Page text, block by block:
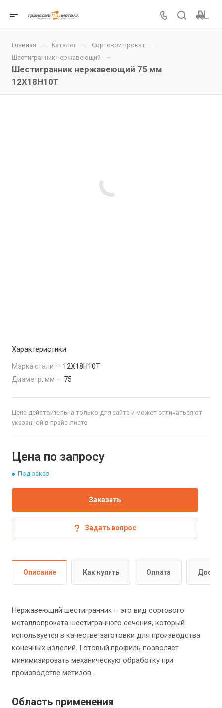
Главная — Каталог — Сортовой прокат —
Шестигранник нержавеющий —
Шестигранник нержавеющий 75 мм
12Х18Н10Т
Характеристики
Марка стали — 12Х18Н10Т
Диаметр, мм — 75
Цена действительна только для сайта и может отличаться от
указанной в прайс-листе
Цена по запросу
Под заказ
Заказать
Задать вопрос
Описание Как купить Оплата
Нержавеющий шестигранник – это вид сортового
металлопроката шестигранного сечения, который
используется в качестве заготовки для производства
конечных изделий. Готовый профиль позволяет
минимизировать механическую обработку при
производстве метизов.
Область применения